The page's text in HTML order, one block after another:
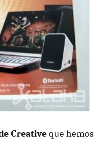
Creative que hemos